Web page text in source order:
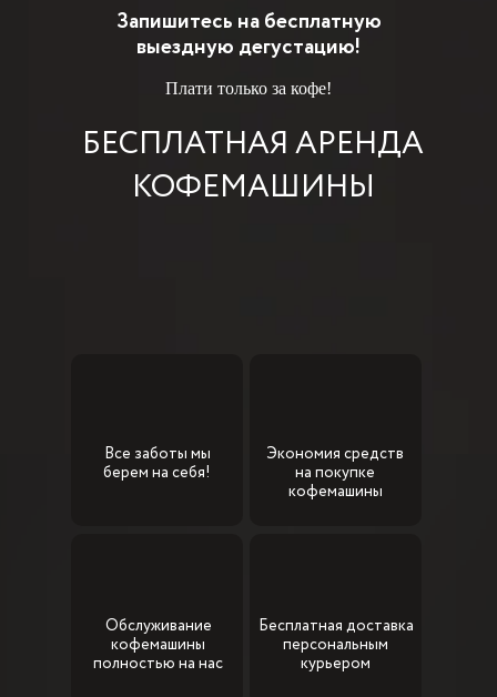
БЕСПЛАТНАЯ АРЕНДА
КОФЕМАШИНЫ
Плати только за кофе!
Запишитесь на бесплатную
выездную дегустацию!
Все заботы мы
берем на себя!
Обслуживание
кофемашины
полностью на нас
Экономия средств
на покупке
кофемашины
Бесплатная доставка
персональным
курьером